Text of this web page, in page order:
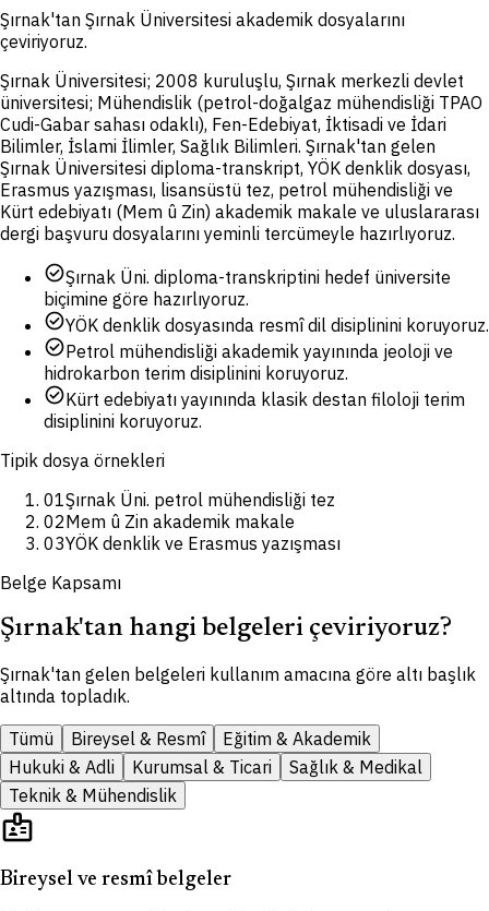
Şırnak'tan Şırnak Üniversitesi akademik dosyalarını
çeviriyoruz.
Şırnak Üniversitesi; 2008 kuruluşlu, Şırnak merkezli devlet
üniversitesi; Mühendislik (petrol-doğalgaz mühendisliği TPAO
Cudi-Gabar sahası odaklı), Fen-Edebiyat, İktisadi ve İdari
Bilimler, İslami İlimler, Sağlık Bilimleri. Şırnak'tan gelen
Şırnak Üniversitesi diploma-transkript, YÖK denklik dosyası,
Erasmus yazışması, lisansüstü tez, petrol mühendisliği ve
Kürt edebiyatı (Mem û Zin) akademik makale ve uluslararası
dergi başvuru dosyalarını yeminli tercümeyle hazırlıyoruz.
check_circleŞırnak Üni. diploma-transkriptini hedef üniversite
biçimine göre hazırlıyoruz.
check_circleYÖK denklik dosyasında resmî dil disiplinini koruyoruz.
check_circlePetrol mühendisliği akademik yayınında jeoloji ve
hidrokarbon terim disiplinini koruyoruz.
check_circleKürt edebiyatı yayınında klasik destan filoloji terim
disiplinini koruyoruz.
Tipik dosya örnekleri
01Şırnak Üni. petrol mühendisliği tez
02Mem û Zin akademik makale
03YÖK denklik ve Erasmus yazışması
Belge Kapsamı
Şırnak'tan hangi belgeleri çeviriyoruz?
Şırnak'tan gelen belgeleri kullanım amacına göre altı başlık
altında topladık.
Tümü
Bireysel & Resmî
Eğitim & Akademik
Hukuki & Adli
Kurumsal & Ticari
Sağlık & Medikal
Teknik & Mühendislik
badge
Bireysel ve resmî belgeler